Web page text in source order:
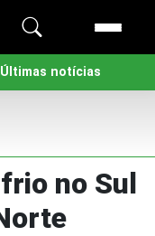
Últimas notícias
no Sul